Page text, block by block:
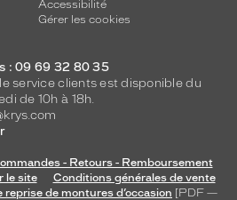
Accessibilité
Gérer les cookies
: 09 69 32 80 35
service clients est disponible du
de 10h à 18h.
- Retours - Remboursement
le site
Conditions générales de vente
de montures d’occasion [PDF —